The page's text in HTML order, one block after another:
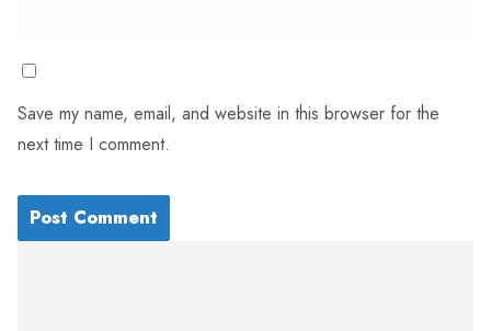
Save my name, email, and website in this browser for the
next time I comment.